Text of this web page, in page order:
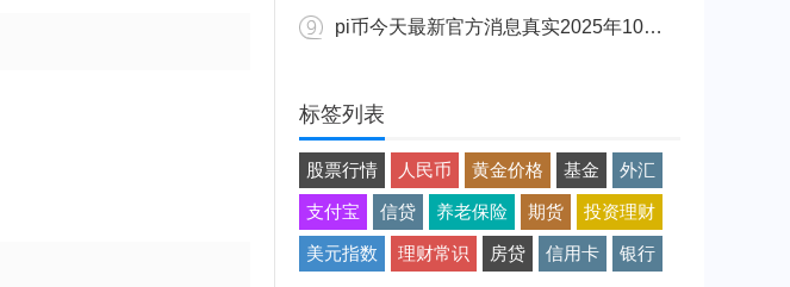
pi币今天最新官方消息真实2025年10月 派币今天最新消息介绍
标签列表
股票行情 人民币 黄金价格 基金 外汇
支付宝 信贷 养老保险 期货 投资理财
美元指数 理财常识 房贷 信用卡 银行